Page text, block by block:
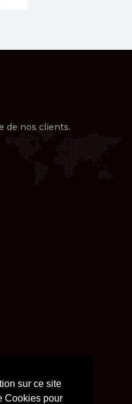
sur ce site
Cookies pour
de nos clients.